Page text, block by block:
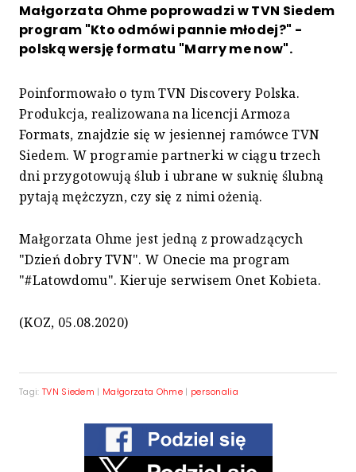
Małgorzata Ohme poprowadzi w TVN Siedem
program "Kto odmówi pannie młodej?" -
polską wersję formatu "Marry me now".
Poinformowało o tym TVN Discovery Polska.
Produkcja, realizowana na licencji Armoza
Formats, znajdzie się w jesiennej ramówce TVN
Siedem. W programie partnerki w ciągu trzech
dni przygotowują ślub i ubrane w suknię ślubną
pytają mężczyzn, czy się z nimi ożenią.
Małgorzata Ohme jest jedną z prowadzących
"Dzień dobry TVN". W Onecie ma program
"#Latowdomu". Kieruje serwisem Onet Kobieta.
(KOZ, 05.08.2020)
Tagi: TVN Siedem | Małgorzata Ohme| personalia